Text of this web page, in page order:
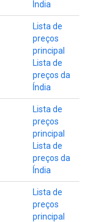
Índia
Lista de
preços
principal
Lista de
preços da
Índia
Lista de
preços
principal
Lista de
preços da
Índia
Lista de
preços
principal